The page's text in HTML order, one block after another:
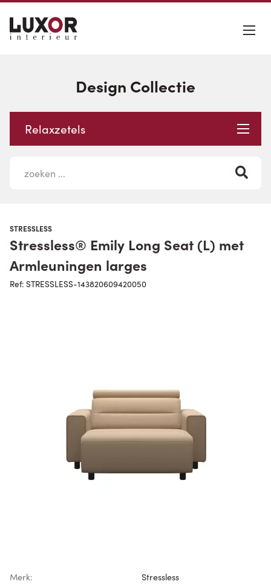
Design Collectie
Relaxzetels
STRESSLESS
Stressless® Emily Long Seat (L) met
Armleuningen larges
Ref: STRESSLESS-143820609420050
Merk: Stressless